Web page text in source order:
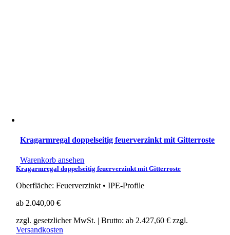
Kragarmregal doppelseitig feuerverzinkt mit Gitterroste
Warenkorb ansehen
Kragarmregal doppelseitig feuerverzinkt mit Gitterroste
Oberfläche: Feuerverzinkt • IPE-Profile
ab2.040,00€
zzgl. gesetzlicher MwSt. | Brutto: ab2.427,60€ zzgl.
Versandkosten